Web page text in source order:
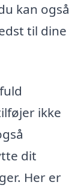
kan også
til dine
ikke
dit
Her er